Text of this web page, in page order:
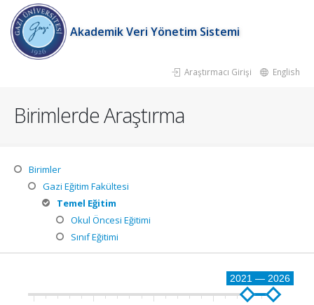
Akademik Veri Yönetim Sistemi
Araştırmacı Girişi English
Birimlerde Araştırma
Birimler
Gazi Eğitim Fakültesi
Temel Eğitim
Okul Öncesi Eğitimi
Sınıf Eğitimi
2021 — 2026